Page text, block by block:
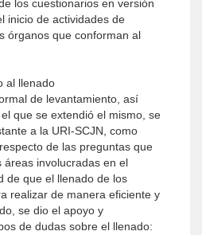
los cuestionarios en versión
inicio de actividades de
órganos que conforman al
al llenado
de levantamiento, así
que se extendió el mismo, se
a la URI-SCJN, como
de las preguntas que
involucradas en el
de que el llenado de los
realizar de manera eficiente y
se dio el apoyo y
de dudas sobre el llenado: